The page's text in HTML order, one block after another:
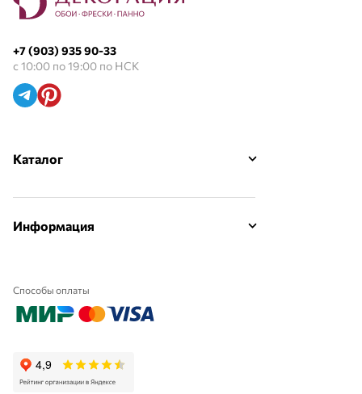
+7 (903) 935 90-33
с 10:00 по 19:00 по НСК
Каталог
Информация
Способы оплаты